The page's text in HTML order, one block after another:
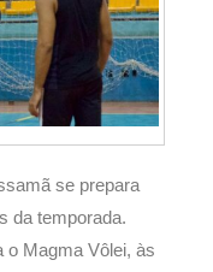
se prepara
da temporada.
o Magma Vôlei, às